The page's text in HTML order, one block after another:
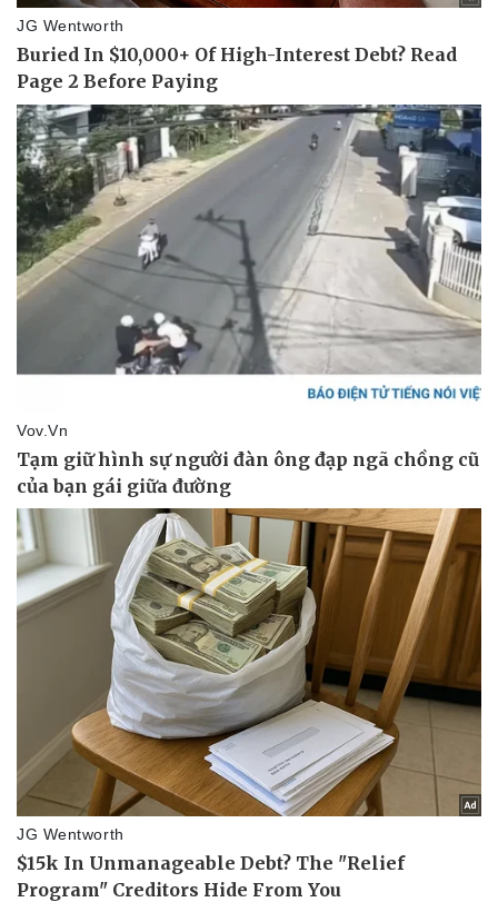
Lịch thi đấu bóng đá
Thế giới thể thao
eSports
Hậu trường
Ô tô - Xe máy
Ô tô
Xe máy
Tư vấn